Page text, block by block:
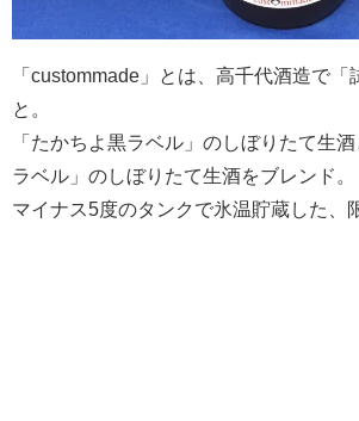
「custommade」とは、高千代酒造で「
と。
「たかちよ黒ラベル」のしぼりたて生
ラベル」のしぼりたて生酒をブレンド。
マイナス5度のタンクで氷温貯蔵した、